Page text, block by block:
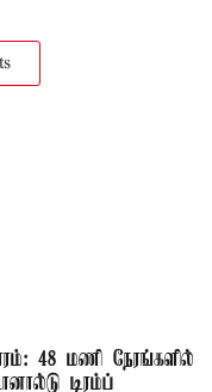
48 மணி நேரங்களில்
டிரம்ப்